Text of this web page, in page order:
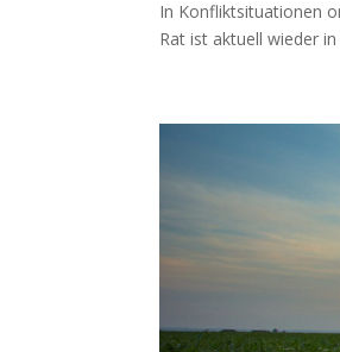
In Kon­flik­t­si­t­u­a­tio­nen
Rat ist aktuell wieder